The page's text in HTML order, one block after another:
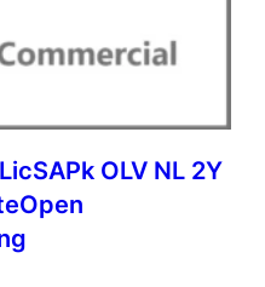
OLV NL 2Y